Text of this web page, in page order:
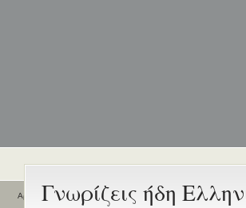
Γνωρίζεις ήδη
Αρχική